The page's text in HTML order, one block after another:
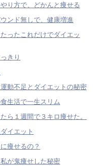
り方で、どかんと痩せる
ンド無しで、健康増進
ったこれだけでダイエッ
きり
動不足とダイエットの秘密
生活で一生スリム
ら１週間で３キロ痩せた。
イエット
痩せるの？
が鬼痩せした秘密